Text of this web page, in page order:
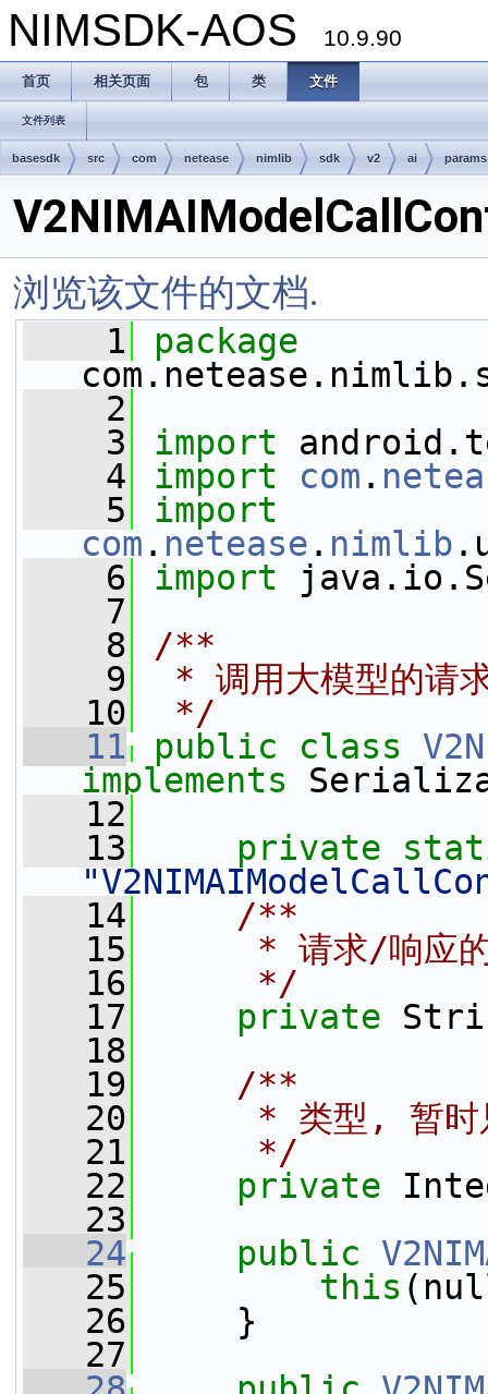
NIMSDK-AOS 10.9.90
首页 相关页面 包 类 文件
文件列表
basesdk src com netease nimlib sdk v2 ai params
浏览该文件的文档.
    1
    2
    3
import
    4
import com .
    5
import
com . netease . nimlib
    6
import
    7
    8
/**
    9
* 调用大模型的请
   10
*/
   11
public class
implements
   12
   13
private
   14
    /**
   15
* 请求/响应
   16
     */
   17
private
   18
   19
    /**
   20
* 类型, 暂时
   21
     */
   22
private
   23
   24
public
   25
this
   26
}
   27